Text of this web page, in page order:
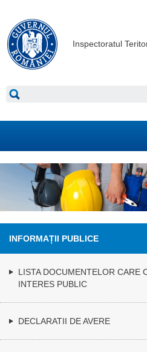
Inspectoratul
INFORMAȚII PUBLICE
LISTA DOCUMENTELOR CARE
INTERES PUBLIC
DECLARATII DE AVERE